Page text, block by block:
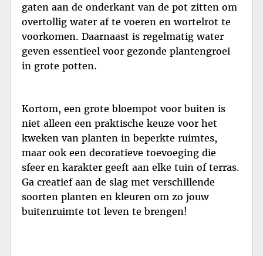
gaten aan de onderkant van de pot zitten om
overtollig water af te voeren en wortelrot te
voorkomen. Daarnaast is regelmatig water
geven essentieel voor gezonde plantengroei
in grote potten.
Kortom, een grote bloempot voor buiten is
niet alleen een praktische keuze voor het
kweken van planten in beperkte ruimtes,
maar ook een decoratieve toevoeging die
sfeer en karakter geeft aan elke tuin of terras.
Ga creatief aan de slag met verschillende
soorten planten en kleuren om zo jouw
buitenruimte tot leven te brengen!